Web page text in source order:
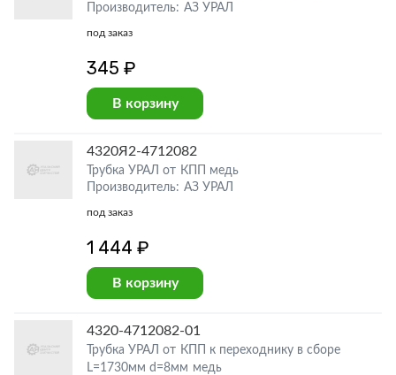
Производитель: АЗ УРАЛ
под заказ
345 ₽
В корзину
4320Я2-4712082
Трубка УРАЛ от КПП медь
Производитель: АЗ УРАЛ
под заказ
1 444 ₽
В корзину
4320-4712082-01
Трубка УРАЛ от КПП к переходнику в сборе
L=1730мм d=8мм медь